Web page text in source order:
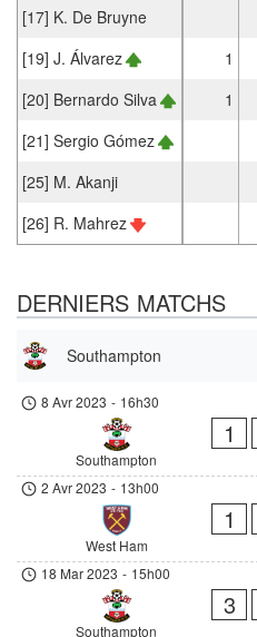
[17] K. De Bruyne
[19] J. Álvarez
1
[20] Bernardo Silva
1
[21] Sergio Gómez
[25] M. Akanji
[26] R. Mahrez
DERNIERS MATCHS
Southampton
8 Avr 2023 - 16h30
Southampton
1
2 Avr 2023 - 13h00
West Ham
1
18 Mar 2023 - 15h00
Southampton
3